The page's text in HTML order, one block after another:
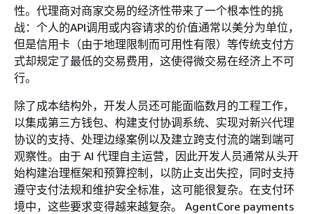
性。代理商对商家交易的经济性带来了一个根本性的挑
战：个人的API调用或内容请求的价值通常以美分为单位，
但是信用卡（由于地理限制而可用性有限）等传统支付方
式却规定了最低的交易费用，这使得微交易在经济上不可
行。
除了成本结构外，开发人员还可能面临数月的工程工作，
以集成第三方钱包、构建支付协调系统、实现对新兴代理
协议的支持、处理边缘案例以及建立跨支付流的端到端可
观察性。由于 AI 代理自主运营，因此开发人员通常从头开
始构建治理框架和预算控制，以防止支出失控，同时支持
遵守支付法规和维护安全标准，这可能很复杂。在支付环
境中，这些要求变得越来越复杂。 AgentCore payments